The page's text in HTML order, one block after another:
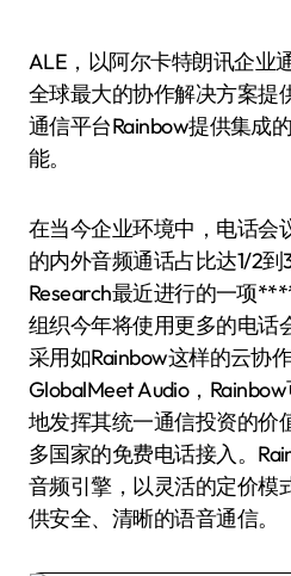
ALE，以阿尔卡特朗讯企业通信为品牌，日前宣布与
全球最大的协作解决方案提
通信平台Rainbow提供集成
能。
在当今企业环境中，电话会
的内外音频通话占比达1/2
Research最近进行的一项
组织今年将使用更多的电话
采用如Rainbow这样的云协
GlobalMeet Audio，
地发挥其统一通信投资的价
多国家的免费电话接入。
音频引擎，以灵活的定价模
供安全、清晰的语音通信。